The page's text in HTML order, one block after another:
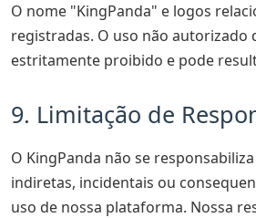
O nome "KingPanda" e logos
registradas. O uso não autorizado
estritamente proibido e pode
9. Limitação de
O KingPanda não se
indiretas, incidentais ou
uso de nossa plataforma. Nossa